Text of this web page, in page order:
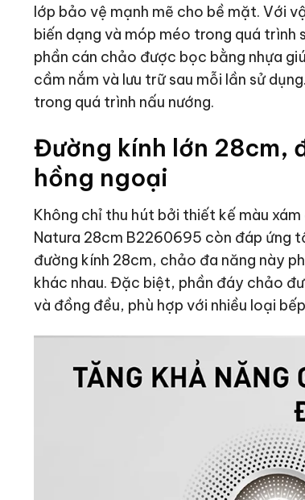
lớp bảo vệ mạnh mẽ cho bề mặt. Với
biến dạng và móp méo trong quá
phần cán chảo được bọc bằng nhựa
cầm nắm và lưu trữ sau mỗi lần sử
trong quá trình nấu nướng.
Đường kính lớn 28cm,
hồng ngoại
Không chỉ thu hút bởi thiết kế màu
Natura 28cm B2260695 còn đáp ứng
đường kính 28cm, chảo đa năng này
khác nhau. Đặc biệt, phần đáy chảo
và đồng đều, phù hợp với nhiều loại